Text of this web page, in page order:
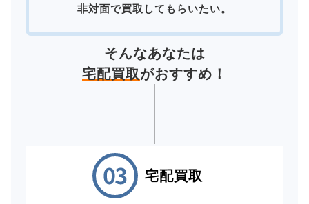
非対面で買取してもらいたい。
そんなあなたは
宅配買取がおすすめ！
宅配買取